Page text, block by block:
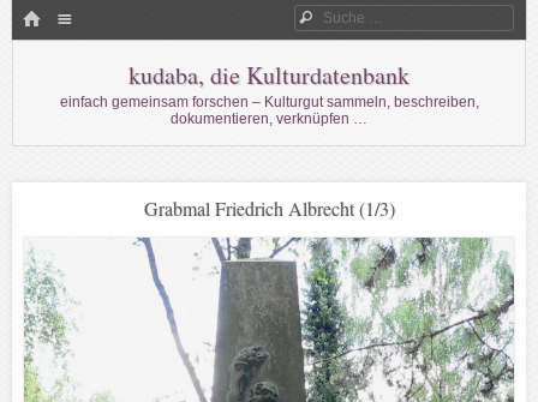
HOME Suche
kudaba, die Kulturdatenbank
einfach gemeinsam forschen – Kulturgut sammeln, beschreiben,
dokumentieren, verknüpfen …
Grabmal Friedrich Albrecht (1/3)